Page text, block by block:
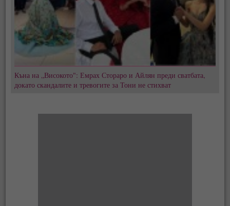
Къна на „Високото": Емрах Стораро и Айлян преди сватбата,
докато скандалите и тревогите за Тони не стихват